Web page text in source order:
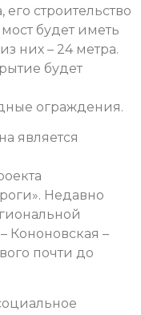
его строительство
будет иметь
них – 24 метра.
будет
ограждения.
является
Недавно
Кононовская –
почти до